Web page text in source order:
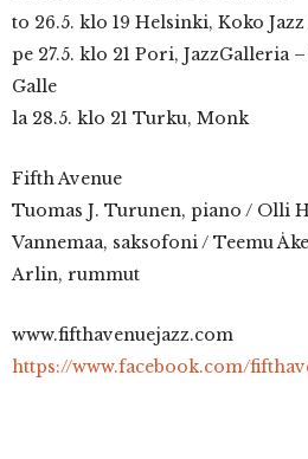
to 26.5. klo 19 Helsinki, Koko Jazz
pe 27.5. klo 21 Pori, JazzGalleria
Galle
la 28.5. klo 21 Turku, Monk
Fifth Avenue
Tuomas J. Turunen, piano / Olli
Vannemaa, saksofoni / Teemu
Arlin, rummut
www.fifthavenuejazz.com
https://www.facebook.com/